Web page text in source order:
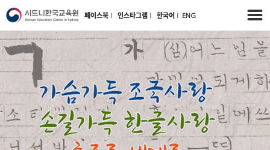
페이스북 l 인스타그램 l 한국어 l ENG